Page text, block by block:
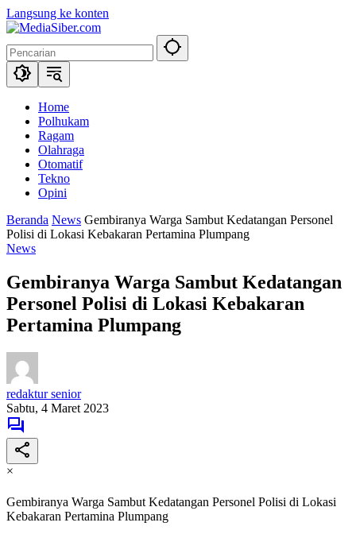
Langsung ke konten
Home
Polhukam
Ragam
Olahraga
Otomatif
Tekno
Opini
Beranda News Gembiranya Warga Sambut Kedatangan Personel
Polisi di Lokasi Kebakaran Pertamina Plumpang
News
Gembiranya Warga Sambut Kedatangan
Personel Polisi di Lokasi Kebakaran
Pertamina Plumpang
redaktur senior
Sabtu, 4 Maret 2023
×
Gembiranya Warga Sambut Kedatangan Personel Polisi di Lokasi
Kebakaran Pertamina Plumpang